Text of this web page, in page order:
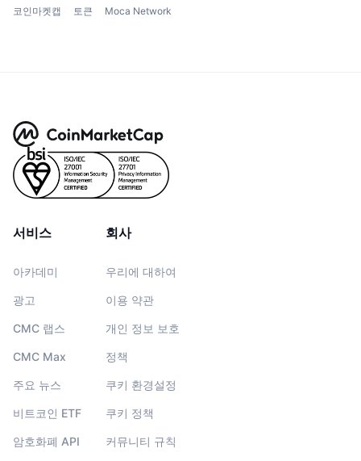
코인마켓캡 토큰 Moca Network
서비스
아카데미
광고
CMC 랩스
CMC Max
주요 뉴스
비트코인 ETF
암호화폐 API
회사
우리에 대하여
이용 약관
개인 정보 보호
정책
쿠키 환경설정
쿠키 정책
커뮤니티 규칙